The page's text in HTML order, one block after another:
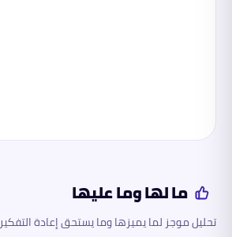
ما لها وما عليها
تحليل موجز لما يميزها وما يستحق إعادة التفكير